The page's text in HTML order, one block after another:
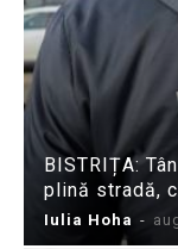
BISTRIȚA:
plină stradă,
Iulia Hoha -